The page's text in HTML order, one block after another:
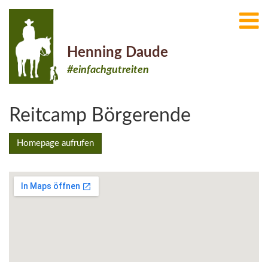
Henning Daude
#einfachgutreiten
Reitcamp Börgerende
Homepage aufrufen